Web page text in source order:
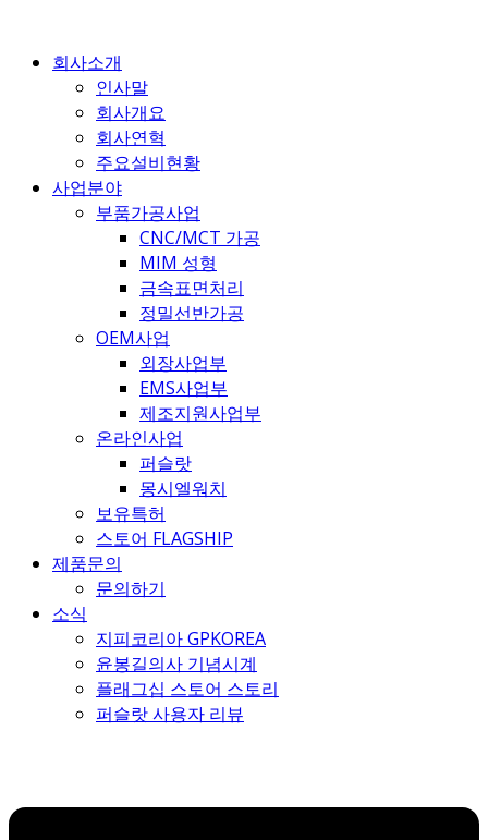
회사소개
인사말
회사개요
회사연혁
주요설비현황
사업분야
부품가공사업
CNC/MCT 가공
MIM 성형
금속표면처리
정밀선반가공
OEM사업
외장사업부
EMS사업부
제조지원사업부
온라인사업
퍼슬랏
몽시엘워치
보유특허
스토어 FLAGSHIP
제품문의
문의하기
소식
지피코리아 GPKOREA
윤봉길의사 기념시계
플래그십 스토어 스토리
퍼슬랏 사용자 리뷰